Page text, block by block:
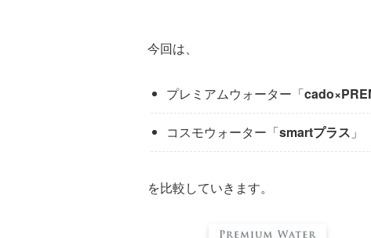
今回は、
プレミアムウォーター「
コスモウォーター「smartプラス 」
を比較していきます。